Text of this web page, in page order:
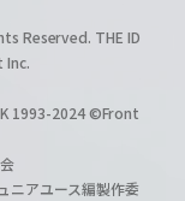
Reserved. THE ID
Inc.
1993-2024 ©Front
ニアユース編製作委